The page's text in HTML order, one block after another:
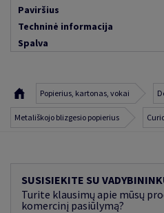
Paviršius
Techninė informacija
Spalva
Popierius, kartonas, vokai
Metališkojo blizgesio popierius
SUSISIEKITE SU
Turite klausimų apie mūsų
komercinį pasiūlymą?